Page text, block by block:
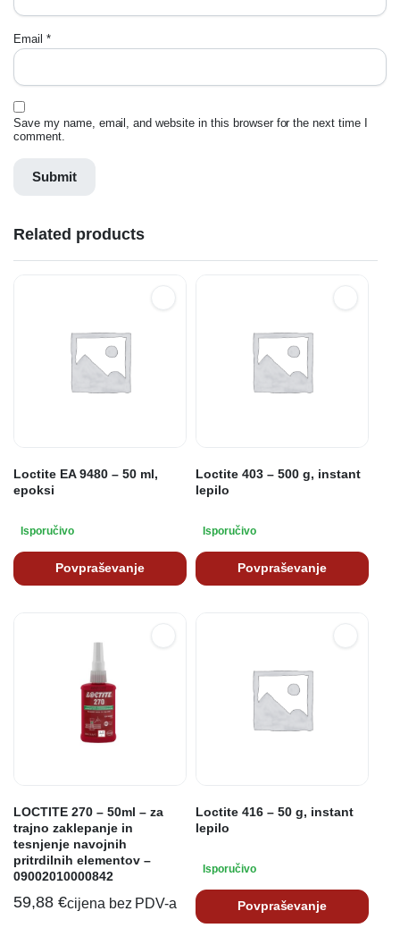
Email *
Save my name, email, and website in this browser for the next time I
comment.
Related products
Loctite EA 9480 – 50 ml,
epoksi
Isporučivo
Povpraševanje
Loctite 403 – 500 g, instant
lepilo
Isporučivo
Povpraševanje
LOCTITE 270 – 50ml – za
trajno zaklepanje in
tesnjenje navojnih
pritrdilnih elementov –
09002010000842
59,88 €cijena bez PDV-a
Loctite 416 – 50 g, instant
lepilo
Isporučivo
Povpraševanje